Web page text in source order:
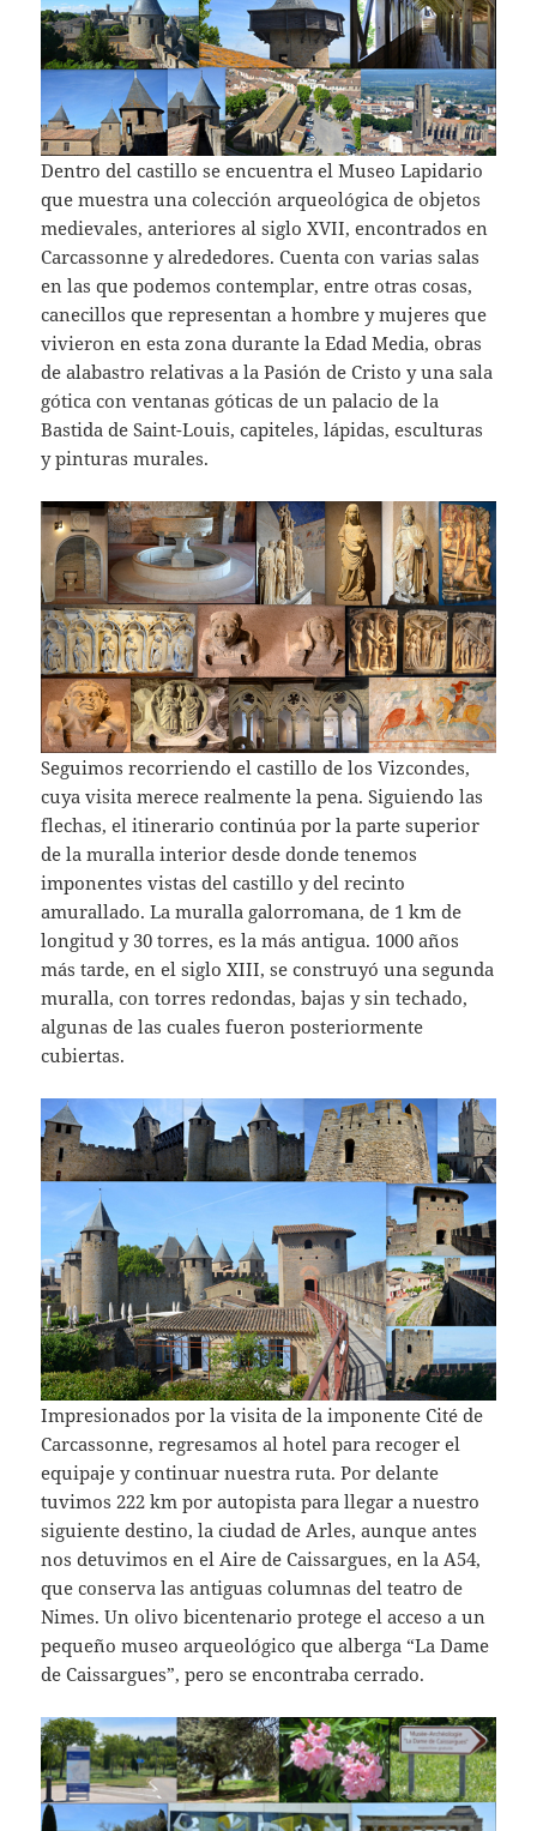
Dentro del castillo se encuentra el Museo Lapidario
que muestra una colección arqueológica de objetos
medievales, anteriores al siglo XVII, encontrados en
Carcassonne y alrededores. Cuenta con varias salas
en las que podemos contemplar, entre otras cosas,
canecillos que representan a hombre y mujeres que
vivieron en esta zona durante la Edad Media, obras
de alabastro relativas a la Pasión de Cristo y una sala
gótica con ventanas góticas de un palacio de la
Bastida de Saint-Louis, capiteles, lápidas, esculturas
y pinturas murales.
Seguimos recorriendo el castillo de los Vizcondes,
cuya visita merece realmente la pena. Siguiendo las
flechas, el itinerario continúa por la parte superior
de la muralla interior desde donde tenemos
imponentes vistas del castillo y del recinto
amurallado. La muralla galorromana, de 1 km de
longitud y 30 torres, es la más antigua. 1000 años
más tarde, en el siglo XIII, se construyó una segunda
muralla, con torres redondas, bajas y sin techado,
algunas de las cuales fueron posteriormente
cubiertas.
Impresionados por la visita de la imponente Cité de
Carcassonne, regresamos al hotel para recoger el
equipaje y continuar nuestra ruta. Por delante
tuvimos 222 km por autopista para llegar a nuestro
siguiente destino, la ciudad de Arles, aunque antes
nos detuvimos en el Aire de Caissargues, en la A54,
que conserva las antiguas columnas del teatro de
Nimes. Un olivo bicentenario protege el acceso a un
pequeño museo arqueológico que alberga “La Dame
de Caissargues”, pero se encontraba cerrado.